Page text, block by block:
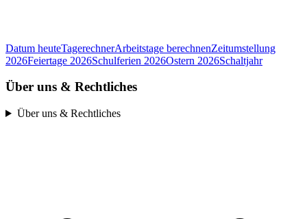
Datum heuteTagerechnerArbeitstage berechnenZeitumstellung
2026Feiertage 2026Schulferien 2026Ostern 2026Schaltjahr
Über uns & Rechtliches
Über uns & Rechtliches